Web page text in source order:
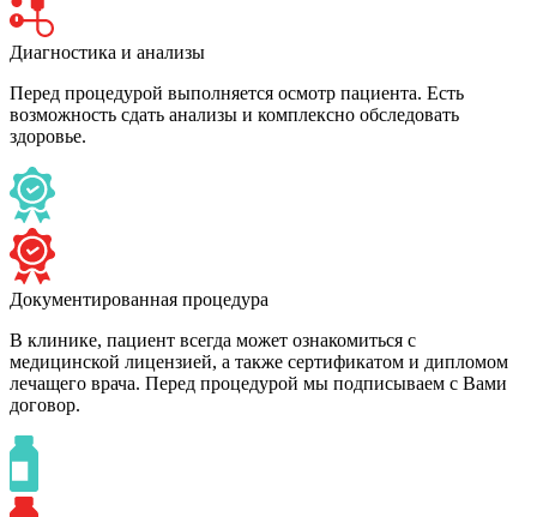
Диагностика и анализы
Перед процедурой выполняется осмотр пациента. Есть
возможность сдать анализы и комплексно обследовать
здоровье.
Документированная процедура
В клинике, пациент всегда может ознакомиться с
медицинской лицензией, а также сертификатом и дипломом
лечащего врача. Перед процедурой мы подписываем с Вами
договор.